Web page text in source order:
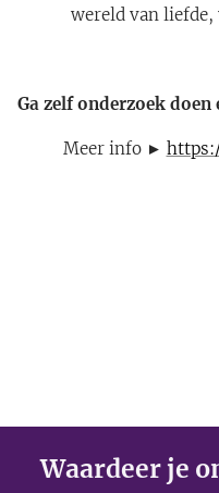
wereld van liefde,
Ga zelf onderzoek
Meer info ►
Waardeer je